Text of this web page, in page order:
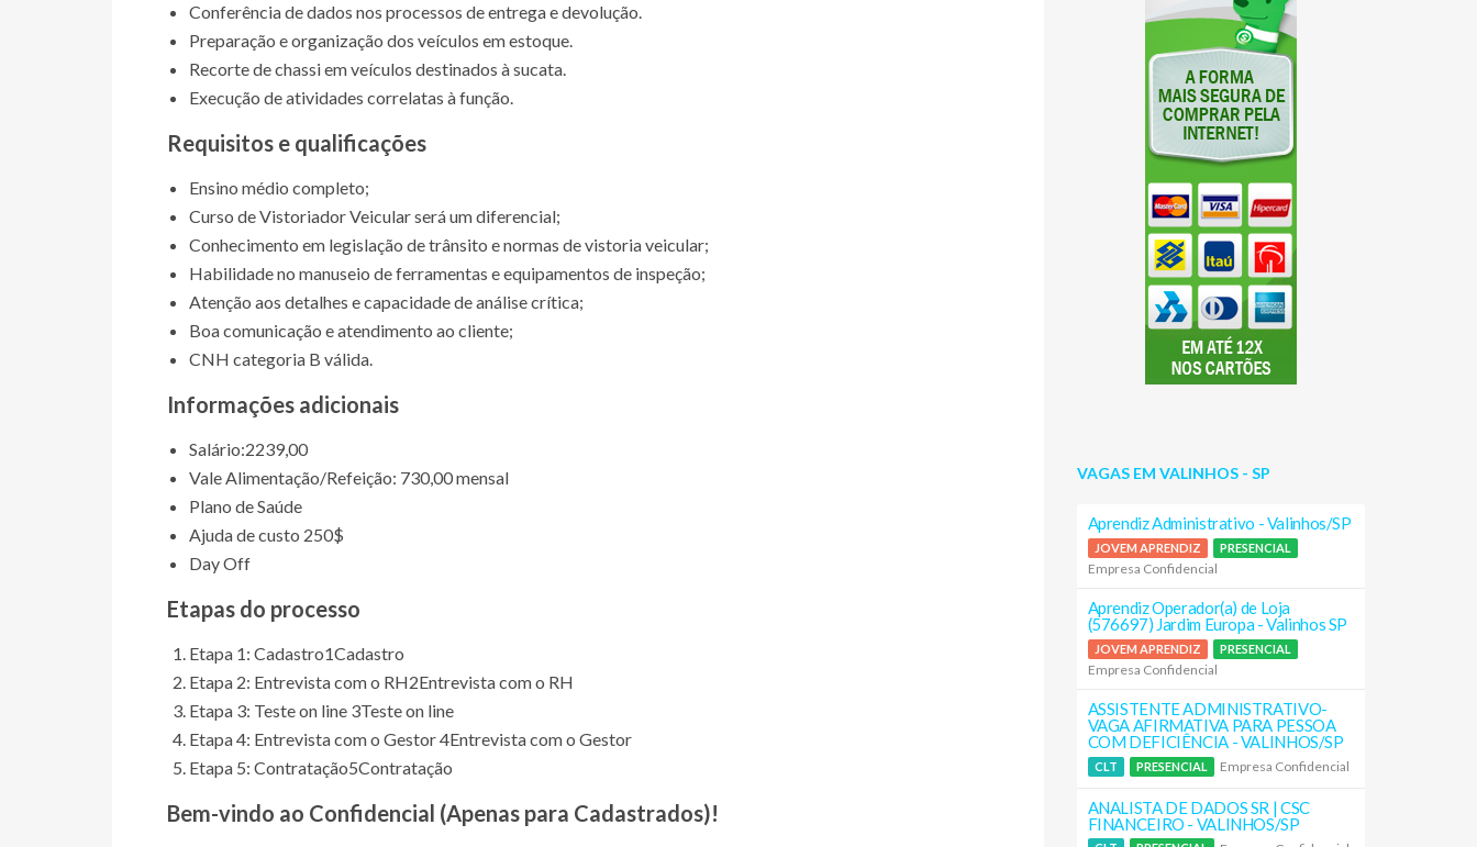
Conferência de dados nos processos de entrega e devolução.
Preparação e organização dos veículos em estoque.
Recorte de chassi em veículos destinados à sucata.
Execução de atividades correlatas à função.
Requisitos e qualificações
Ensino médio completo;
Curso de Vistoriador Veicular será um diferencial;
Conhecimento em legislação de trânsito e normas de vistoria veicular;
Habilidade no manuseio de ferramentas e equipamentos de inspeção;
Atenção aos detalhes e capacidade de análise crítica;
Boa comunicação e atendimento ao cliente;
CNH categoria B válida.
Informações adicionais
Salário:2239,00
Vale Alimentação/Refeição: 730,00 mensal
Plano de Saúde
Ajuda de custo 250$
Day Off
Etapas do processo
Etapa 1: Cadastro1Cadastro
Etapa 2: Entrevista com o RH2Entrevista com o RH
Etapa 3: Teste on line 3Teste on line
Etapa 4: Entrevista com o Gestor4Entrevista com o Gestor
Etapa 5: Contratação5Contratação
Bem-vindo ao Confidencial (Apenas para Cadastrados)!
VAGAS EM VALINHOS - SP
Aprendiz Administrativo - Valinhos/SP
JOVEM APRENDIZ PRESENCIAL
Empresa Confidencial
Aprendiz Operador(a) de Loja
(576697) Jardim Europa - Valinhos SP
JOVEM APRENDIZ PRESENCIAL
Empresa Confidencial
ASSISTENTE ADMINISTRATIVO-
VAGA AFIRMATIVA PARA PESSOA
COM DEFICIÊNCIA - VALINHOS/SP
CLT PRESENCIAL Empresa Confidencial
ANALISTA DE DADOS SR | CSC
FINANCEIRO - VALINHOS/SP